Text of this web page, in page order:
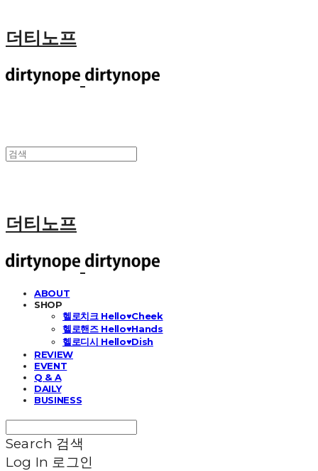
더티노프
더티노프
ABOUT
SHOP
헬로치크 Hello♥Cheek
헬로핸즈 Hello♥Hands
헬로디시 Hello♥Dish
REVIEW
EVENT
Q & A
DAILY
BUSINESS
Search 검색
Log In 로그인